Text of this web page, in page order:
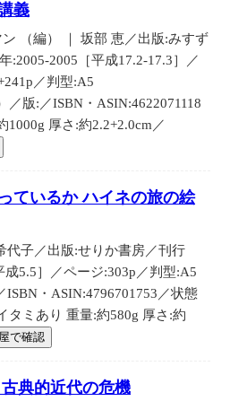
義
（編） ｜ 坂部 恵／出版:みすず
:2005-2005［平成17.2-17.3］／
／判型:A5
／版:／ISBN・ASIN:4622071118
1000g 厚さ:約2.2+2.0cm／
ているか ハイネの旅の絵
代子／出版:せりか書房／刊行
成5.5］／ページ:303p／判型:A5
ISBN・ASIN:4796701753／状態
タミあり 重量:約580g 厚さ:約
で確認
典的近代の危機